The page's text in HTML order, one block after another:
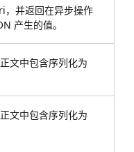
，并返回在异步操作
产生的值。
文中包含序列化为
文中包含序列化为